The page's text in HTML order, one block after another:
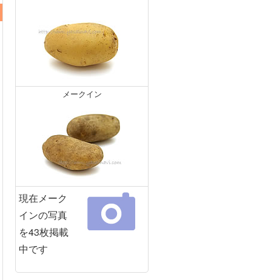
メークイン
現在メーク
インの写真
を43枚掲載
中です